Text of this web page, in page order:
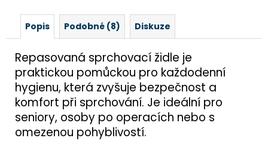
Popis Podobné (8) Diskuze
Repasovaná sprchovací židle je
praktickou pomůckou pro každodenní
hygienu, která zvyšuje bezpečnost a
komfort při sprchování. Je ideální pro
seniory, osoby po operacích nebo s
omezenou pohyblivostí.